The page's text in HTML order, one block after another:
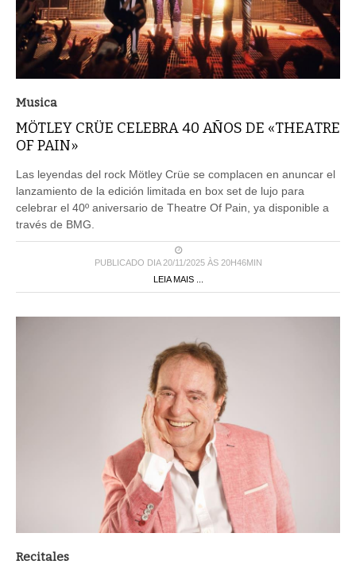
Musica
MÖTLEY CRÜE CELEBRA 40 AÑOS DE «THEATRE
OF PAIN»
Las leyendas del rock Mötley Crüe se complacen en anuncar el
lanzamiento de la edición limitada en box set de lujo para
celebrar el 40º aniversario de Theatre Of Pain, ya disponible a
través de BMG.
PUBLICADO DIA 20/11/2025 ÀS 20H46MIN
LEIA MAIS ...
Recitales